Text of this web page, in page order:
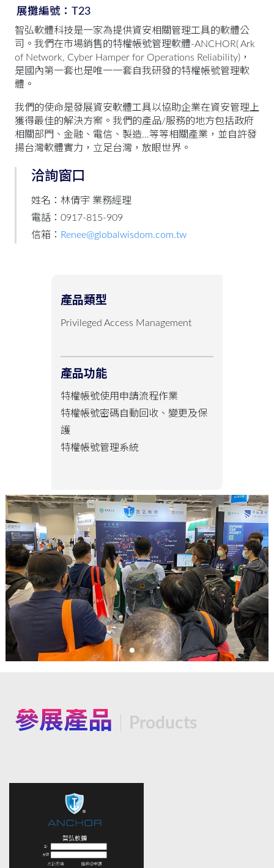
展攤編號：T23
智弘軟體科技是一家為提供資安相關管理工具的軟體公
司。我們在市場銷售的特權帳號管理軟體-ANCHOR( Ark
of Network, Cyber Hamper for Operations Reliability)，
是國內第一套也是唯一一套自我研發的特權帳號管理軟
體。
我們的使命是發展資安軟體工具以協助企業在資安管理上
獲得最佳的解決方案。我們的產品/服務的地方包括政府
相關部門、金融、電信、製造…等等相關產業，並自許發
揚台灣軟體實力，立足台灣，放眼世界。
洽詢窗口
姓名：林倩宇 業務經理
電話：0917-815-909
信箱： Renee@globalwisdom.com.tw
產品類型
Privileged Access Management
產品功能
特權帳號使用申請流程作業
特權帳號密碼自動回收、變更及保
護
特權帳號管理系統
參展產品 Products